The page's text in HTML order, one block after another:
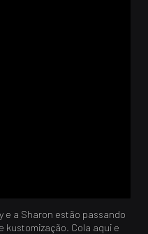
e a Sharon estão passando
kustomização. Cola aqui e